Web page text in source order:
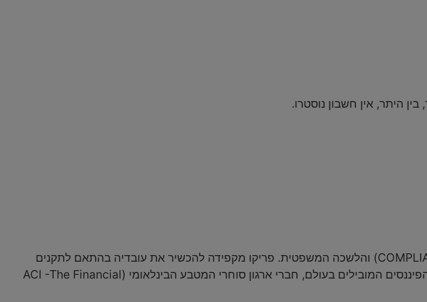
בין היתר, אין חשבון נוסטרו.
פריקו מחויבת לתקן אמינות ואיכות המבוקר באופן תדיר ע"י יחידת הביקורת (COMPLIANCE) והלשכה המשפטית. פריקו מקפידה להכשיר את עובדיה בהתאם לתקנים
ולנהלים המקובלים בשוקי ההון. מתודולוגיית העבודה בפריקו היא ברמת המוסדות הפיננסים המובילים בעולם, חברי ארגון סוחרי המטבע הבינלאומי (ACI -The Financial